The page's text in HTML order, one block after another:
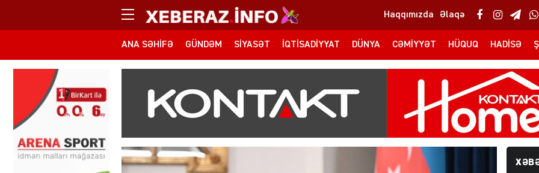
Haqqımızda Əlaqə
ANA SƏHIFƏ GÜNDƏM SIYASƏT İQTISADIYYAT DÜNYA CƏMIYYƏT HÜQUQ HADISƏ